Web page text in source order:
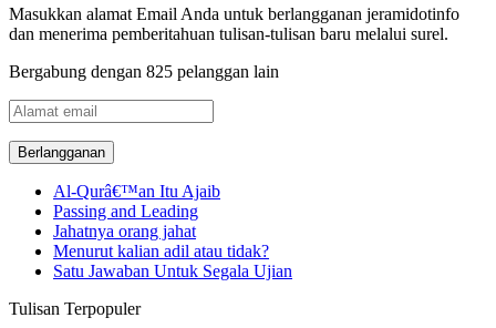
Masukkan alamat Email Anda untuk berlangganan jeramidotinfo
dan menerima pemberitahuan tulisan-tulisan baru melalui surel.
Bergabung dengan 825 pelanggan lain
Alamat
email
Al-Qurâ€™an Itu Ajaib
Passing and Leading
Jahatnya orang jahat
Menurut kalian adil atau tidak?
Satu Jawaban Untuk Segala Ujian
Tulisan Terpopuler